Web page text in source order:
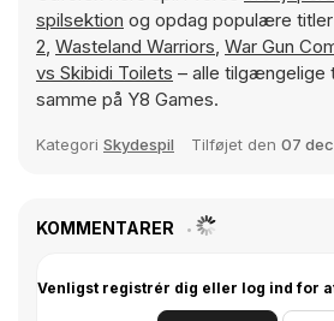
spilsektion og opdag populære
2, Wasteland Warriors, War Gun
vs Skibidi Toilets – alle tilgængelige
samme på Y8 Games.
Kategori Skydespil Tilføjet den 07
KOMMENTARER
Venligst registrér dig eller log ind for